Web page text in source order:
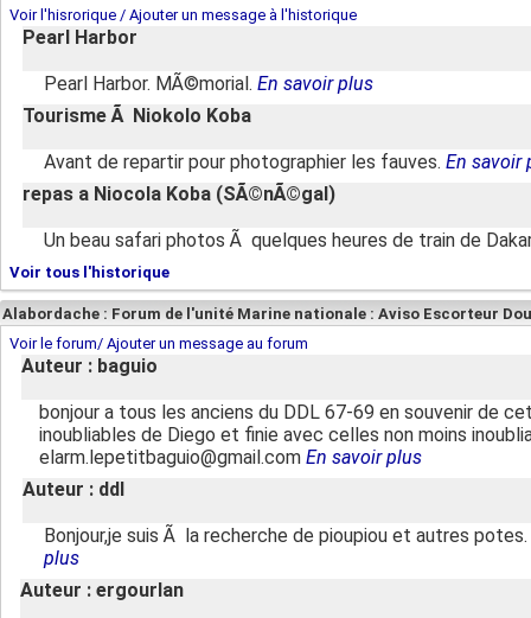
Voir l'hisrorique / Ajouter un message à l'historique
Pearl Harbor
Pearl Harbor. MÃ©morial. En savoir plus
Tourisme Ã Niokolo Koba
Avant de repartir pour photographier les fauves. En savoir
repas a Niocola Koba (SÃ©nÃ©gal)
Un beau safari photos Ã quelques heures de train de
Voir tous l'historique
Alabordache : Forum de l'unité Marine nationale : Aviso Escorteur
Voir le forum/ Ajouter un message au forum
Auteur : baguio
bonjour a tous les anciens du DDL 67-69 en souvenir de
inoubliables de Diego et finie avec celles non moins
elarm.lepetitbaguio@gmail.com En savoir plus
Auteur : ddl
Bonjour,je suis Ã la recherche de pioupiou et autres
plus
Auteur : ergourlan